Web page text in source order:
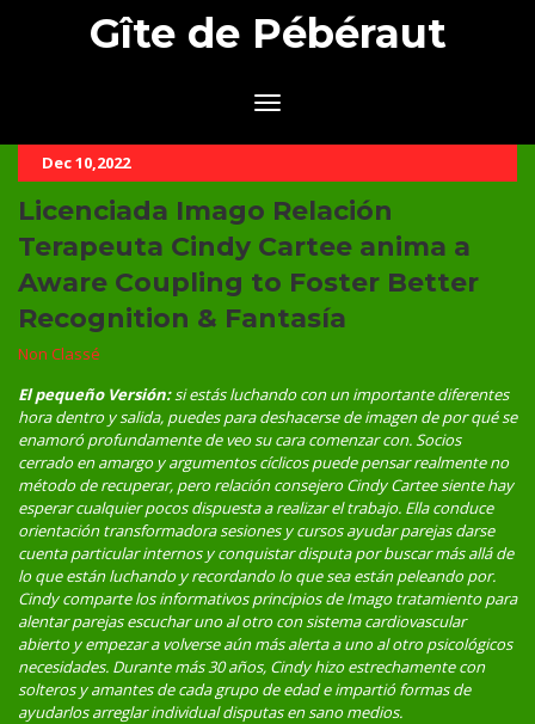
Gîte de Pébéraut
Dec 10,2022
Licenciada Imago Relación
Terapeuta Cindy Cartee anima a
Aware Coupling to Foster Better
Recognition & Fantasía
Non Classé
El pequeño Versión:si estás luchando con un importante diferentes
hora dentro y salida, puedes para deshacerse de imagen de por qué se
enamoró profundamente de veo su cara comenzar con. Socios
cerrado en amargo y argumentos cíclicos puede pensar realmente no
método de recuperar, pero relación consejero Cindy Cartee siente hay
esperar cualquier pocos dispuesta a realizar el trabajo. Ella conduce
orientación transformadora sesiones y cursos ayudar parejas darse
cuenta particular internos y conquistar disputa por buscar más allá de
lo que están luchando y recordando lo que sea están peleando por.
Cindy comparte los informativos principios de Imago tratamiento para
alentar parejas escuchar uno al otro con sistema cardiovascular
abierto y empezar a volverse aún más alerta a uno al otro psicológicos
necesidades. Durante más 30 años, Cindy hizo estrechamente con
solteros y amantes de cada grupo de edad e impartió formas de
ayudarlos arreglar individual disputas en sano medios.